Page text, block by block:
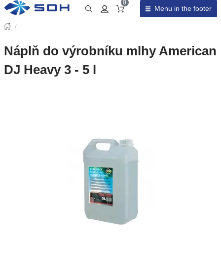
Cart total
0
Menu in the footer
/
Náplň do výrobníku mlhy American
DJ Heavy 3 - 5 l